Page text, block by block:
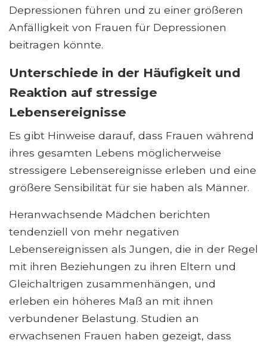
Depressionen führen und zu einer größeren
Anfälligkeit von Frauen für Depressionen
beitragen könnte.
Unterschiede in der Häufigkeit und
Reaktion auf stressige
Lebensereignisse
Es gibt Hinweise darauf, dass Frauen während
ihres gesamten Lebens möglicherweise
stressigere Lebensereignisse erleben und eine
größere Sensibilität für sie haben als Männer.
Heranwachsende Mädchen berichten
tendenziell von mehr negativen
Lebensereignissen als Jungen, die in der Regel
mit ihren Beziehungen zu ihren Eltern und
Gleichaltrigen zusammenhängen, und
erleben ein höheres Maß an mit ihnen
verbundener Belastung. Studien an
erwachsenen Frauen haben gezeigt, dass